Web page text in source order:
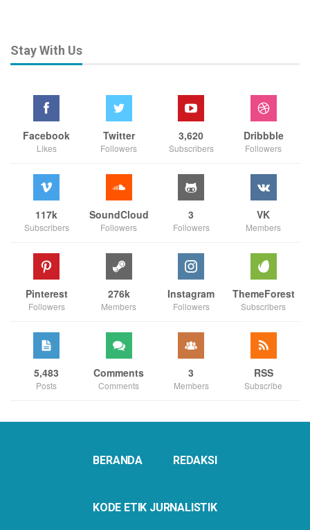
Stay With Us
Facebook
Likes
Twitter
Followers
3,620
Subscribers
Dribbble
Followers
117k
Subscribers
SoundCloud
Followers
3
Followers
VK
Members
Pinterest
Followers
276k
Members
Instagram
Followers
ThemeForest
Subscribers
5,483
Posts
Comments
Comments
3
Members
RSS
Subscribe
BERANDA REDAKSI
KODE ETIK JURNALISTIK